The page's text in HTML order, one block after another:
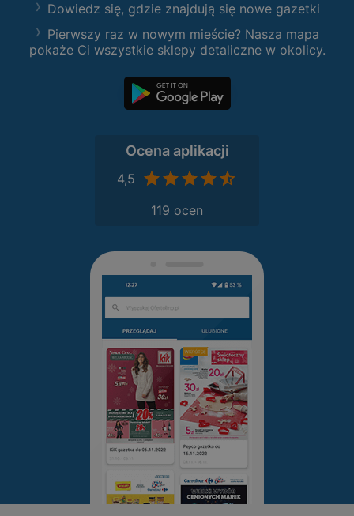
Dowiedz się, gdzie znajdują się nowe gazetki
Pierwszy raz w nowym mieście? Nasza mapa
pokaże Ci wszystkie sklepy detaliczne w okolicy.
Ocena aplikacji
4,5
119 ocen